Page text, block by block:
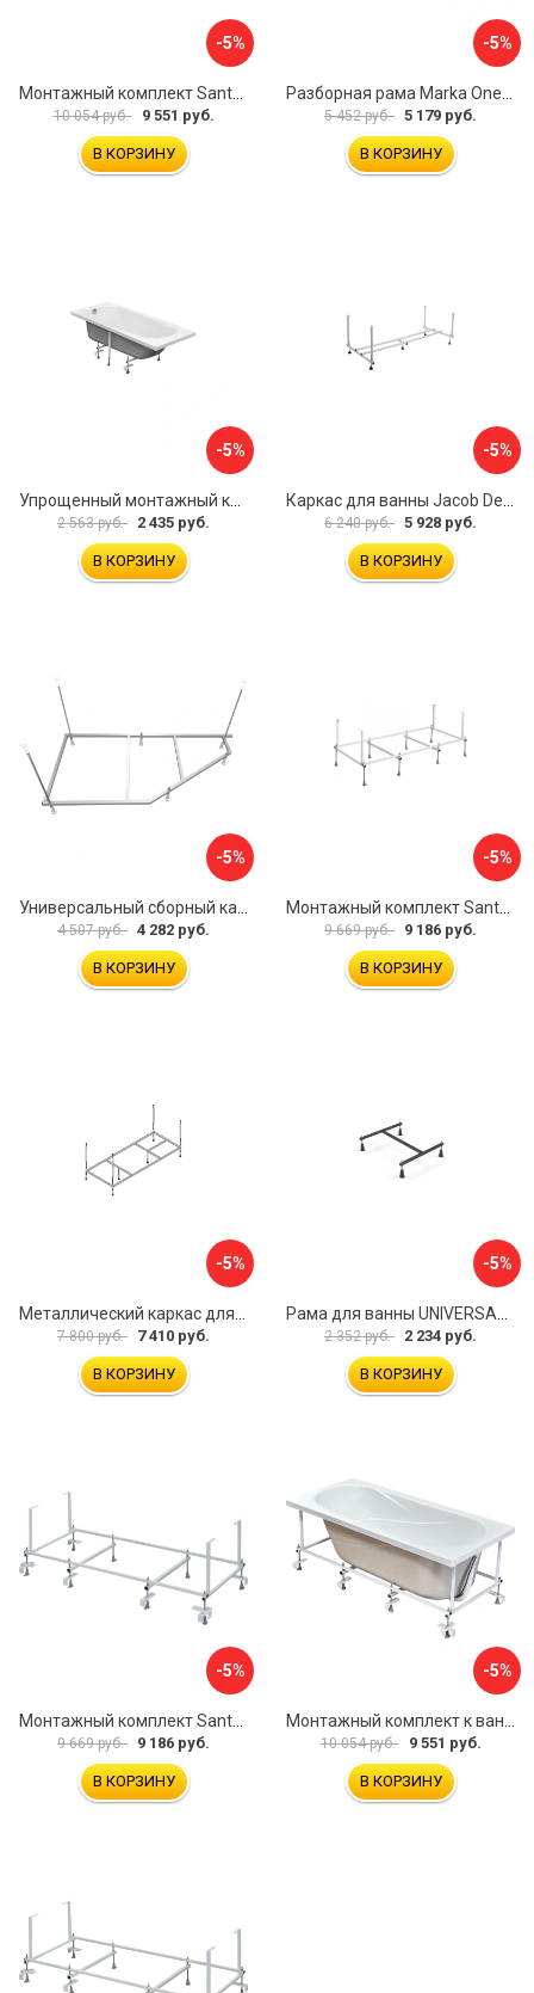
-5%
10 054 руб. 9 551 руб.
В КОРЗИНУ
-5%
5 452 руб. 5 179 руб.
В КОРЗИНУ
-5%
2 563 руб. 2 435 руб.
В КОРЗИНУ
-5%
6 240 руб. 5 928 руб.
В КОРЗИНУ
-5%
4 507 руб. 4 282 руб.
В КОРЗИНУ
-5%
9 669 руб. 9 186 руб.
В КОРЗИНУ
-5%
Металлический каркас для акриловой ванны Cezares EMP-170-70-MF-R
7 800 руб. 7 410 руб.
В КОРЗИНУ
-5%
Рама для ванны UNIVERSAL Cersanit K-RW-UNIVERSAL160-170
2 352 руб. 2 234 руб.
В КОРЗИНУ
-5%
9 669 руб. 9 186 руб.
В КОРЗИНУ
-5%
10 054 руб. 9 551 руб.
В КОРЗИНУ